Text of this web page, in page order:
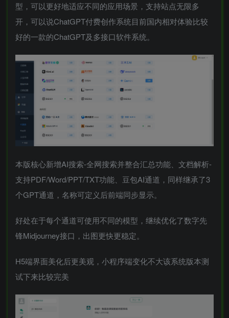
型，可以更好地适应不同的应用场景，支持站点无限多
开，可以说ChatGPT付费创作系统目前国内相对体验比较
好的一款的ChatGPT及多接口软件系统。
本版核心新增AI搜索-全网搜索并整合汇总功能、文档解析-
支持PDF/Word/PPT/TXT功能、豆包AI通道，同样继承了3
个GPT通道，名称可定义后前端同步显示。
好处在于每个通道可使用不同的模型，继续优化了数字先
锋Midjourney接口，出图更快更稳定。
H5端界面美化后更美观，小程序端变化不大该系统版本测
试下来比较完美